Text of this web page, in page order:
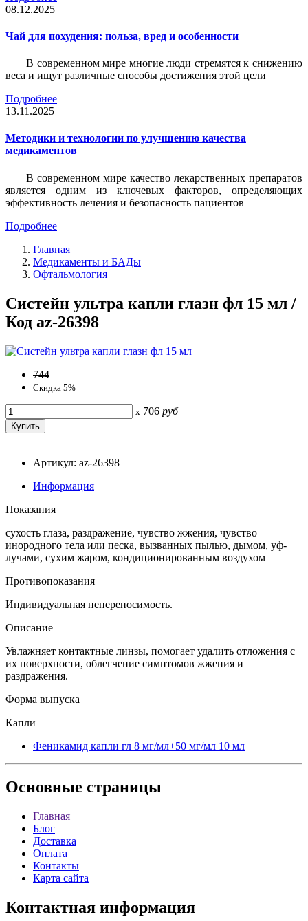
08.12.2025
Чай для похудения: польза, вред и особенности
В современном мире многие люди стремятся к снижению
веса и ищут различные способы достижения этой цели
Подробнее
13.11.2025
Методики и технологии по улучшению качества
медикаментов
В современном мире качество лекарственных препаратов
является одним из ключевых факторов, определяющих
эффективность лечения и безопасность пациентов
Подробнее
Главная
Медикаменты и БАДы
Офтальмология
Систейн ультра капли глазн фл 15 мл /
Код az-26398
744
Скидка 5%
x 706 руб
Артикул: az-26398
Информация
Показания
сухость глаза, раздражение, чувство жжения, чувство
инородного тела или песка, вызванных пылью, дымом, уф-
лучами, сухим жаром, кондиционированным воздухом
Противопоказания
Индивидуальная непереносимость.
Описание
Увлажняет контактные линзы, помогает удалить отложения с
их поверхности, облегчение симптомов жжения и
раздражения.
Форма выпуска
Капли
Феникамид капли гл 8 мг/мл+50 мг/мл 10 мл
Основные страницы
Главная
Блог
Доставка
Оплата
Контакты
Карта сайта
Контактная информация